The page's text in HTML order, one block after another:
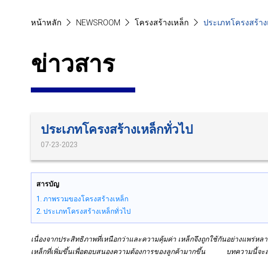
หน้าหลัก NEWSROOM โครงสร้างเหล็ก ประเภทโครงสร้า
ข่าวสาร
ประเภทโครงสร้างเหล็กทั่วไป
07-23-2023
สารบัญ
1. ภาพรวมของโครงสร้างเหล็ก
2. ประเภทโครงสร้างเหล็กทั่วไป
เนื่องจากประสิทธิภาพที่เหนือกว่าและความคุ้มค่า เหล็กจึงถูกใช้กันอย่างแพร่หล
เหล็กที่เพิ่มขึ้นเพื่อตอบสนองความต้องการของลูกค้ามากขึ้น บทความนี้จะสำ